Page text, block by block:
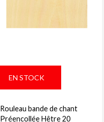
EN STOCK
Rouleau bande de chant
Préencollée Hêtre 20